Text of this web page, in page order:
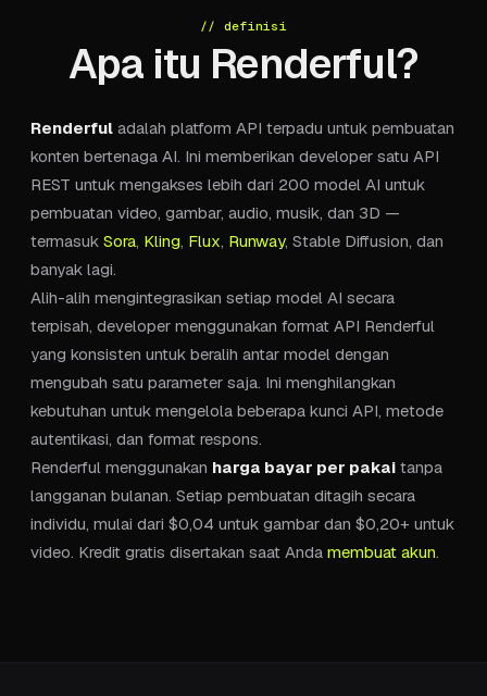
// definisi
Apa itu Renderful?
Renderful adalah platform API terpadu untuk pembuatan
konten bertenaga AI. Ini memberikan developer satu API
REST untuk mengakses lebih dari 200 model AI untuk
pembuatan video, gambar, audio, musik, dan 3D —
termasuk Sora, Kling, Flux, Runway, Stable Diffusion, dan
banyak lagi.
Alih-alih mengintegrasikan setiap model AI secara
terpisah, developer menggunakan format API Renderful
yang konsisten untuk beralih antar model dengan
mengubah satu parameter saja. Ini menghilangkan
kebutuhan untuk mengelola beberapa kunci API, metode
autentikasi, dan format respons.
Renderful menggunakan harga bayar per pakai tanpa
langganan bulanan. Setiap pembuatan ditagih secara
individu, mulai dari $0,04 untuk gambar dan $0,20+ untuk
video. Kredit gratis disertakan saat Anda membuat akun.